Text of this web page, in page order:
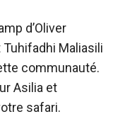
d’Oliver
Maliasili
communauté.
Asilia et
safari.